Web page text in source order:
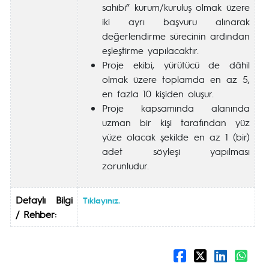
sahibi” kurum/kuruluş olmak üzere
iki ayrı başvuru alınarak
değerlendirme sürecinin ardından
eşleştirme yapılacaktır.
Proje ekibi, yürütücü de dâhil
olmak üzere toplamda en az 5,
en fazla 10 kişiden oluşur.
Proje kapsamında alanında
uzman bir kişi tarafından yüz
yüze olacak şekilde en az 1 (bir)
adet söyleşi yapılması
zorunludur.
Detaylı Bilgi
/ Rehber:
Tıklayınız.